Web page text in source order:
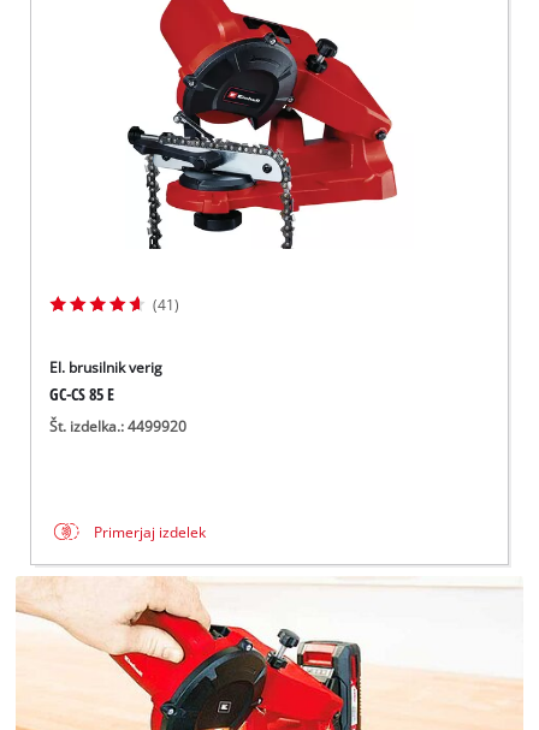
(41)
El. brusilnik verig
GC-CS 85 E
Št. izdelka.: 4499920
Primerjaj izdelek